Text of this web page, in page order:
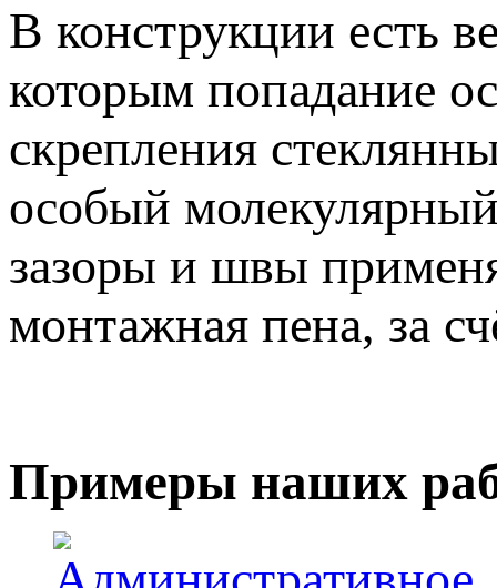
В конструкции есть
которым попадание
скрепления
особый
зазоры и швы
монтажная пена, за
Примеры наших